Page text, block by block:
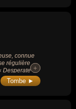
encore
: Skyrim ». Il
du «
connue
régulière
Desperate
Tao dans le
Cités d'or
+
+
Tombe ►